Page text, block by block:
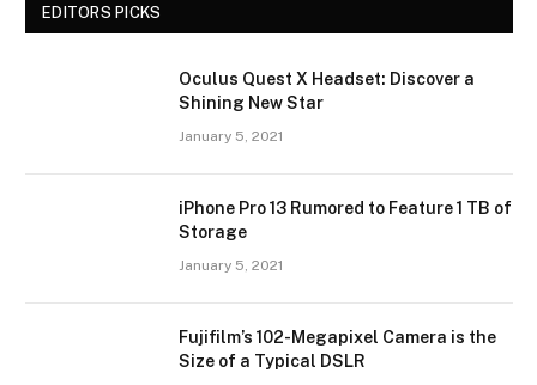
EDITORS PICKS
Oculus Quest X Headset: Discover a
Shining New Star
January 5, 2021
iPhone Pro 13 Rumored to Feature 1 TB of
Storage
January 5, 2021
Fujifilm’s 102-Megapixel Camera is the
Size of a Typical DSLR